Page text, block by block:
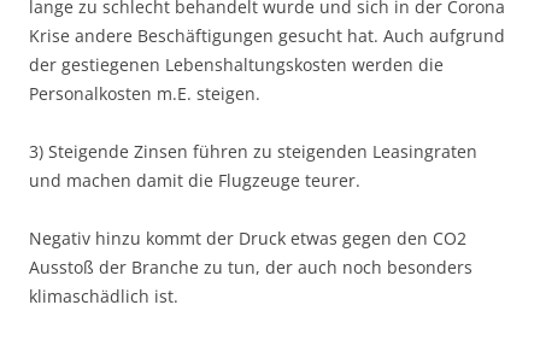
lange zu schlecht behandelt wurde und sich in der Corona
Krise andere Beschäftigungen gesucht hat. Auch aufgrund
der gestiegenen Lebenshaltungskosten werden die
Personalkosten m.E. steigen.
3) Steigende Zinsen führen zu steigenden Leasingraten
und machen damit die Flugzeuge teurer.
Negativ hinzu kommt der Druck etwas gegen den CO2
Ausstoß der Branche zu tun, der auch noch besonders
klimaschädlich ist.